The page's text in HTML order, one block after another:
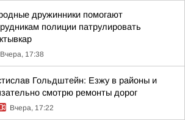
дружинники помогают
полиции патрулировать
Вчера, 17:38
Гольдштейн: Езжу в районы и
смотрю ремонты дорог
Вчера, 17:22